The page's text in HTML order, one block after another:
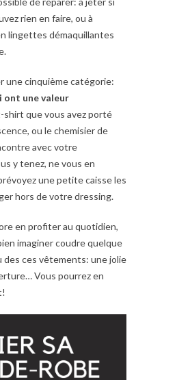
rien en faire, ou à
lingettes démaquillantes
une cinquième catégorie:
ont une valeur
shirt que vous avez porté
ou le chemisier de
avec votre
y tenez, ne vous en
une petite caisse les
hors de votre dressing.
en profiter au quotidien,
imaginer coudre quelque
des ces vêtements: une jolie
Vous pourrez en